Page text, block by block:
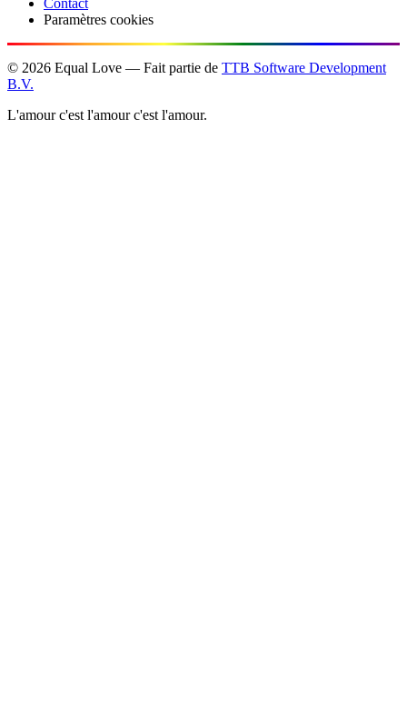
Contact
Paramètres cookies
© 2026 Equal Love — Fait partie de TTB Software Development
B.V.
L'amour c'est l'amour c'est l'amour.